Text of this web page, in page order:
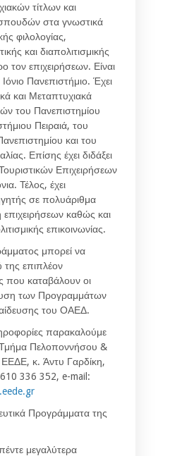
τίτλων και
σπουδών στα γνωστικά
φιλολογίας,
και διαπολιτισμικής
τον επιχειρήσεων. Είναι
Πανεπιστήμιο. Έχει
και Μεταπτυχιακά
του Πανεπιστημίου
Πειραιά, του
και του
Επίσης έχει διδάξει
Επιχειρήσεων
Τέλος, έχει
σε πολυάριθμα
επιχειρήσεων καθώς και
επικοινωνίας.
μπορεί να
της επιπλέον
που καταβάλουν οι
των Προγραμμάτων
του ΟΑΕΔ.
παρακαλούμε
Τμήμα Πελοποννήσου &
κ. Άντυ Γαρδίκη,
336 352, e-mail:
Προγράμματα της
μεγαλύτερα